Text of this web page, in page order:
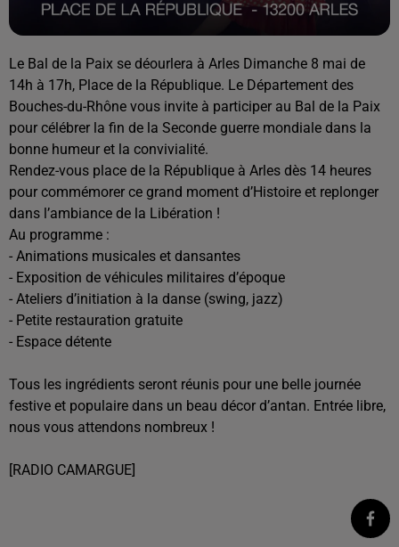
Le Bal de la Paix se déourlera à Arles Dimanche 8 mai de
14h à 17h, Place de la République. Le Département des
Bouches-du-Rhône vous invite à participer au Bal de la Paix
pour célébrer la fin de la Seconde guerre mondiale dans la
bonne humeur et la convivialité.
Rendez-vous place de la République à Arles dès 14 heures
pour commémorer ce grand moment d’Histoire et replonger
dans l’ambiance de la Libération !
Au programme :
- Animations musicales et dansantes
- Exposition de véhicules militaires d’époque
- Ateliers d’initiation à la danse (swing, jazz)
- Petite restauration gratuite
- Espace détente
Tous les ingrédients seront réunis pour une belle journée
festive et populaire dans un beau décor d’antan. Entrée libre,
nous vous attendons nombreux !
[RADIO CAMARGUE]